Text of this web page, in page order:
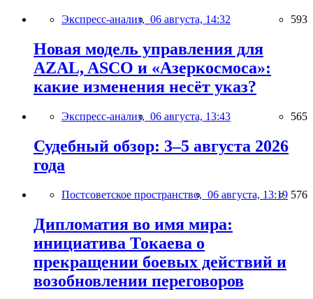
Экспресс-анализ, 06 августа, 14:32 593
Новая модель управления для
AZAL, ASCO и «Азеркосмоса»:
какие изменения несёт указ?
Экспресс-анализ, 06 августа, 13:43 565
Судебный обзор: 3–5 августа 2026
года
Постсоветское пространство, 06 августа, 13:19 576
Дипломатия во имя мира:
инициатива Токаева о
прекращении боевых действий и
возобновлении переговоров